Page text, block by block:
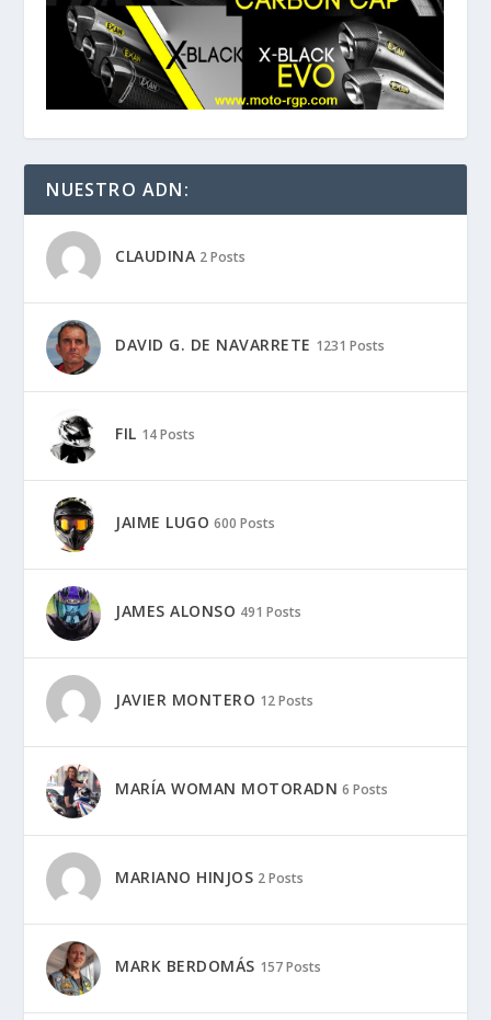
NUESTRO ADN:
CLAUDINA 2 Posts
DAVID G. DE NAVARRETE 1231 Posts
FIL 14 Posts
JAIME LUGO 600 Posts
JAMES ALONSO 491 Posts
JAVIER MONTERO 12 Posts
MARÍA WOMAN MOTORADN 6 Posts
MARIANO HINJOS 2 Posts
MARK BERDOMÁS 157 Posts